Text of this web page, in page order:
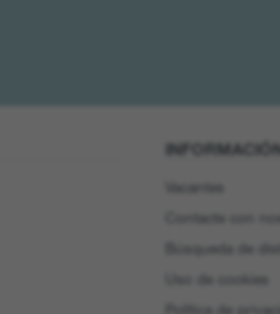
Vacantes
Contacte con
Búsqueda de
Uso de cookies
Política de